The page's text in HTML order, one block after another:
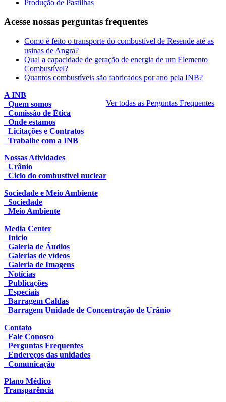
Produção de Pastilhas
Acesse nossas perguntas frequentes
Como é feito o transporte do combustível de Resende até as
usinas de Angra?
Qual a capacidade de geração de energia de um Elemento
Combustível?
Quantos combustíveis são fabricados por ano pela INB?
Ver todas as Perguntas Frequentes
A INB
Quem somos
Comissão de Ética
Onde estamos
Licitações e Contratos
Trabalhe com a INB
Nossas Atividades
Urânio
Ciclo do combustível nuclear
Sociedade e Meio Ambiente
Sociedade
Meio Ambiente
Media Center
Inicio
Galeria de Áudios
Galerias de vídeos
Galeria de Imagens
Notícias
Publicações
Especiais
Barragem Caldas
Barragem Unidade de Concentração de Urânio
Contato
Fale Conosco
Perguntas Frequentes
Endereços das unidades
Comunicação
Plano Médico
Transparência